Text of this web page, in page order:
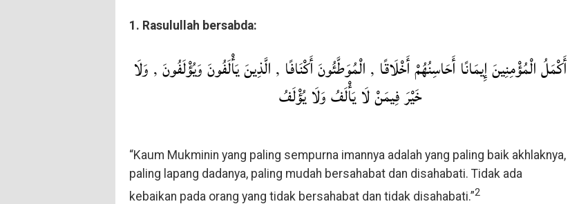
1. Rasulullah bersabda:
أَكْمَلُ الْمُؤْمِنِينَ إِيمَانًا أَحَاسِنُهُمْ أَخْلَاقًا , الْمُوَطَّئُونَ أَكْنَافًا , الَّذِينَ يَأْلَفُونَ وَيُؤْلَفُونَ , وَلَا
خَيْرَ فِيمَنْ لَا يَأْلَفُ وَلَا يُؤْلَفُ
“Kaum Mukminin yang paling sempurna imannya adalah yang paling baik akhlaknya,
paling lapang dadanya, paling mudah bersahabat dan disahabati. Tidak ada
kebaikan pada orang yang tidak bersahabat dan tidak disahabati.”2